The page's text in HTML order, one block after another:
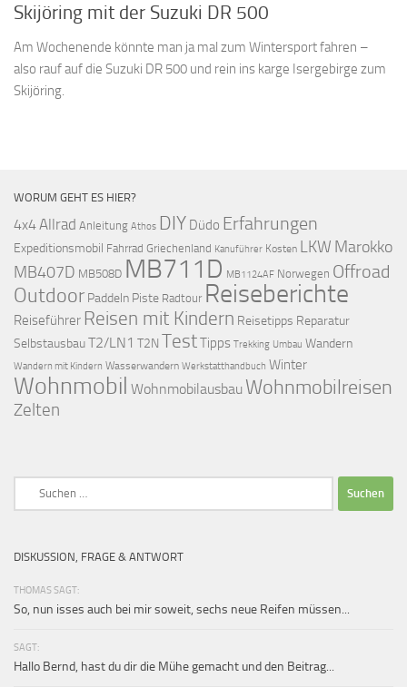
Skijöring mit der Suzuki DR 500
Am Wochenende könnte man ja mal zum Wintersport fahren –
also rauf auf die Suzuki DR 500 und rein ins karge Isergebirge zum
Skijöring.
WORUM GEHT ES HIER?
4x4 Allrad Anleitung Athos DIY Düdo Erfahrungen
Expeditionsmobil Fahrrad Griechenland Kanuführer Kosten LKW Marokko
MB407D MB508D MB711D MB1124AF Norwegen Offroad
Outdoor Paddeln Piste Radtour Reiseberichte
Reiseführer Reisen mit Kindern Reisetipps Reparatur
SelbstausbauT2/LN1 T2N TestTipps Trekking Umbau Wandern
Wandern mit Kindern Wasserwandern Werkstatthandbuch Winter
Wohnmobil Wohnmobilausbau Wohnmobilreisen
Zelten
DISKUSSION, FRAGE & ANTWORT
THOMAS SAGT:
So, nun isses auch bei mir soweit, sechs neue Reifen müssen...
SAGT:
Hallo Bernd, hast du dir die Mühe gemacht und den Beitrag...